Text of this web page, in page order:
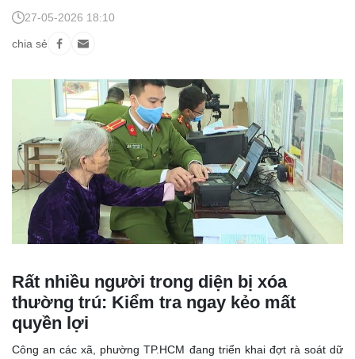
chia sẻ
27-05-2026 18:10
Rất nhiều người trong diện bị xóa
thường trú: Kiểm tra ngay kẻo mất
quyền lợi
Công an các xã, phường TP.HCM đang triển khai đợt rà soát dữ